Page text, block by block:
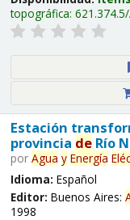
topográfica:
Estación
provincia deRío
por Agua y Energía
Idioma: Español
Editor: Buenos Aires:
1998